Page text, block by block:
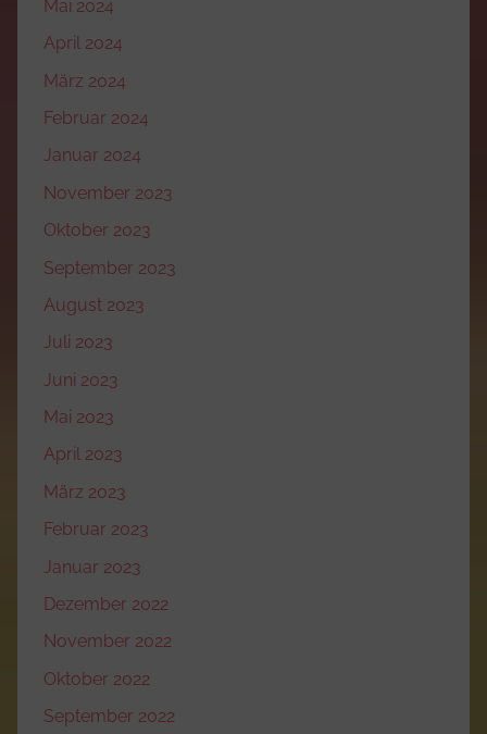
Mai 2024
April 2024
März 2024
Februar 2024
Januar 2024
November 2023
Oktober 2023
September 2023
August 2023
Juli 2023
Juni 2023
Mai 2023
April 2023
März 2023
Februar 2023
Januar 2023
Dezember 2022
November 2022
Oktober 2022
September 2022